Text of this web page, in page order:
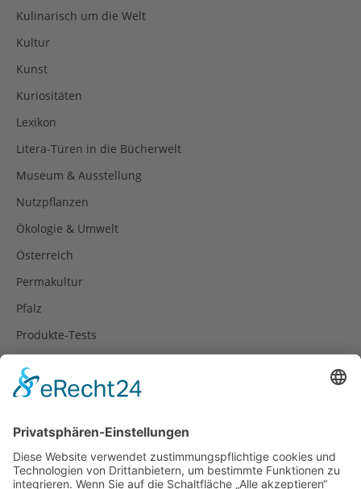
Kulinarisch um die Welt
Kultur
Kunst
Kuriositäten
Lexikon
Litera-Türen in die Bücherwelt
Museum & Ausstellung
Nutzpflanzen
Ökologie & Umwelt
Österreich
Permakultur
Pfalz
Produkte-Tests
Rezepte
Spanien
Südtirol